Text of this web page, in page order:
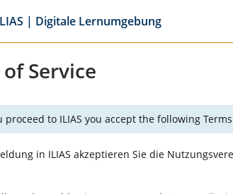
| Digitale Lernumgebung
Service
proceed to ILIAS you accept the following
in ILIAS akzeptieren Sie die